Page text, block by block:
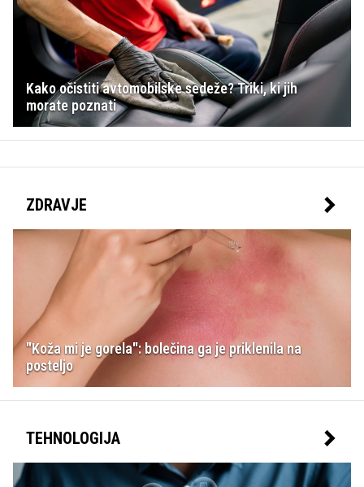
Kako očistiti avtomobilske sedeže? Triki, ki jih
morate poznati
ZDRAVJE
"Koža mi je gorela": bolečina ga je priklenila na
posteljo
TEHNOLOGIJA